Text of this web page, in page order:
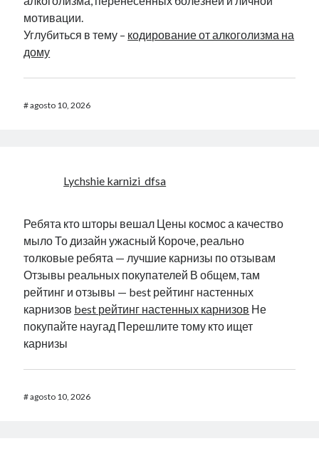
мотивации.
Углубиться в тему – кодирование от алкоголизма на
дому
#agosto 10, 2026
Lychshie karnizi_dfsa
Ребята кто шторы вешал Цены космос а качество
мыло То дизайн ужасный Короче, реально
толковые ребята — лучшие карнизы по отзывам
Отзывы реальных покупателей В общем, там
рейтинг и отзывы — best рейтинг настенных
карнизов best рейтинг настенных карнизов Не
покупайте наугад Перешлите тому кто ищет
карнизы
#agosto 10, 2026